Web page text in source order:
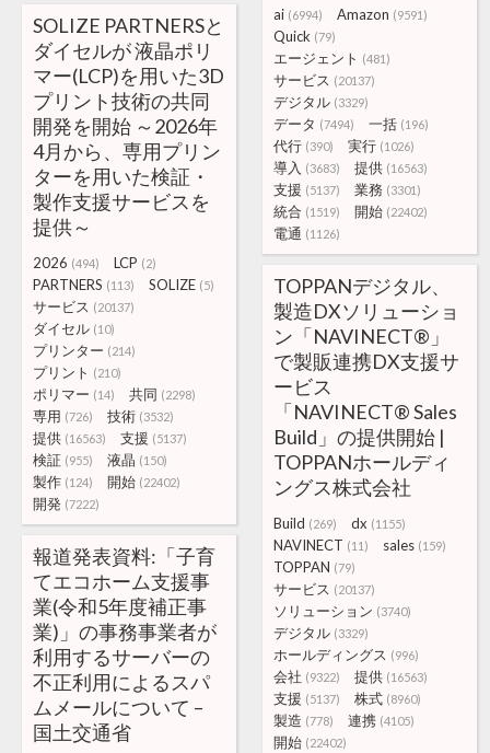
ai (6994) Amazon (9591)
Quick (79)
エージェント (481)
サービス (20137)
デジタル (3329)
データ (7494) 一括 (196)
代行 (390) 実行 (1026)
導入 (3683) 提供 (16563)
支援 (5137) 業務 (3301)
統合 (1519) 開始 (22402)
電通 (1126)
SOLIZE PARTNERSと
ダイセルが 液晶ポリ
マー(LCP)を用いた3D
プリント技術の共同
開発を開始 ～2026年
4月から、専用プリン
ターを用いた検証・
製作支援サービスを
提供～
2026 (494) LCP (2)
PARTNERS (113) SOLIZE (5)
サービス (20137)
ダイセル (10)
プリンター (214)
プリント (210)
ポリマー (14) 共同 (2298)
専用 (726) 技術 (3532)
提供 (16563) 支援 (5137)
検証 (955) 液晶 (150)
製作 (124) 開始 (22402)
開発 (7222)
TOPPANデジタル、
製造DXソリューショ
ン「NAVINECT®」
で製販連携DX支援サ
ービス
「NAVINECT® Sales
Build」の提供開始 |
TOPPANホールディ
ングス株式会社
Build (269) dx (1155)
NAVINECT (11) sales (159)
TOPPAN (79)
サービス (20137)
ソリューション (3740)
デジタル (3329)
ホールディングス (996)
会社 (9322) 提供 (16563)
支援 (5137) 株式 (8960)
製造 (778) 連携 (4105)
開始 (22402)
報道発表資料:「子育
てエコホーム支援事
業(令和5年度補正事
業)」の事務事業者が
利用するサーバーの
不正利用によるスパ
ムメールについて –
国土交通省